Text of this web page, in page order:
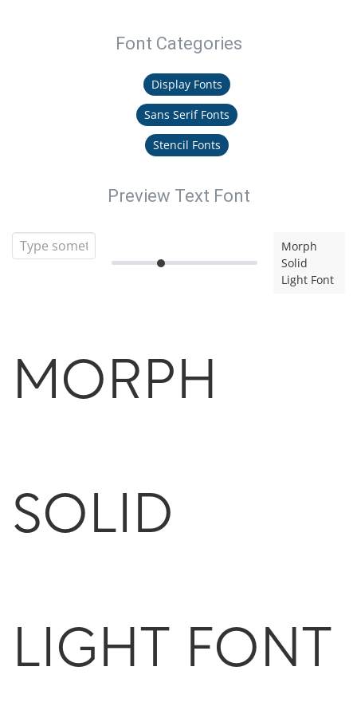
Font Categories
Display Fonts
Sans Serif Fonts
Stencil Fonts
Preview Text Font
Morph
Solid
Light Font
Morph
Solid
Light Font